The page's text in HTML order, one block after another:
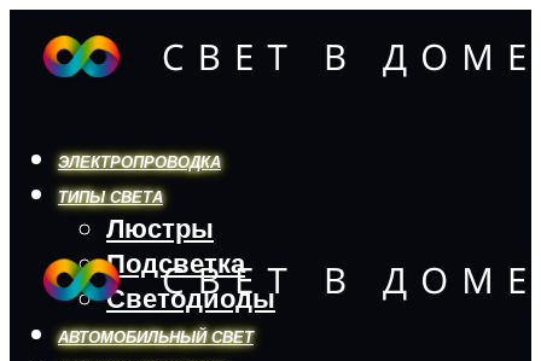
ЭЛЕКТРОПРОВОДКА
ТИПЫ СВЕТА
Люстры
Подсветка
Светодиоды
АВТОМОБИЛЬНЫЙ СВЕТ